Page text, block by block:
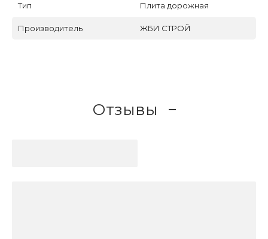
Тип Плита дорожная
Производитель ЖБИ СТРОЙ
Отзывы